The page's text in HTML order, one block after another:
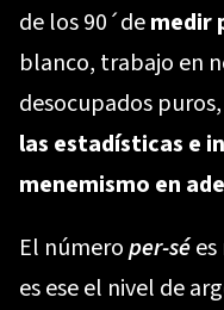
de los 90´demedir
blanco, trabajo en
desocupados
las estadísticas e
menemismo en
El númeroper-sé
es ese el nivel de